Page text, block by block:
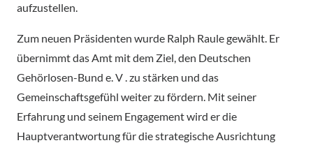
aufzustellen.
Zum neuen Präsidenten wurde Ralph Raule gewählt. Er
übernimmt das Amt mit dem Ziel, den Deutschen
Gehörlosen-Bund e. V . zu stärken und das
Gemeinschaftsgefühl weiter zu fördern. Mit seiner
Erfahrung und seinem Engagement wird er die
Hauptverantwortung für die strategische Ausrichtung